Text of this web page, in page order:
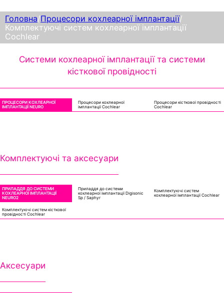
Головна/Процесори кохлеарної імплантації/
Комплектуючі систем кохлеарної імплантації
Cochlear
Системи кохлеарної імплантації та системи
кісткової провідності
ПРОЦЕСОРИ КОХЛЕАРНОЇ
ІМПЛАНТАЦІЇ NEURO
Процесори кохлеарної
імплантації Cochlear
Процесори кісткової провідності
Cochlear
Комплектуючі та аксесуари
ПРИЛАДДЯ ДО СИСТЕМИ
КОХЛЕАРНОЇ ІМПЛАНТАЦІЇ
NEURO2
Приладдя до системи
кохлеарної імплантації Digisonic
Sp / Saphyr
Комплектуючі систем
кохлеарної імплантації Cochlear
Комплектуючі систем кісткової
провідності Cochlear
Аксесуари